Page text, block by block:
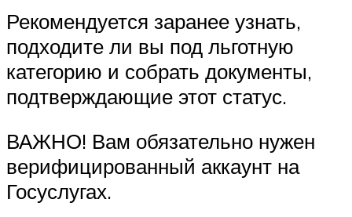
Рекомендуется заранее узнать,
подходите ли вы под льготную
категорию и собрать документы,
подтверждающие этот статус.
ВАЖНО! Вам обязательно нужен
верифицированный аккаунт на
Госуслугах.